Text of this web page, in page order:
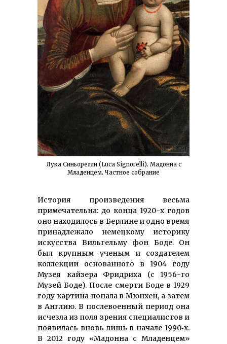
Лука Синьорелли (Luca Signorelli). Мадонна с
Младенцем. Частное собрание
История произведения весьма
примечательна: до конца 1920-х годов
оно находилось в Берлине и одно время
принадлежало немецкому историку
искусства Вильгельму фон Боде. Он
был крупным ученым и создателем
коллекции основанного в 1904 году
Музея кайзера Фридриха (с 1956-го
Музей Боде). После смерти Боде в 1929
году картина попала в Мюнхен, а затем
в Англию. В послевоенный период она
исчезла из поля зрения специалистов и
появилась вновь лишь в начале 1990‑х.
В 2012 году «Мадонна с Младенцем»